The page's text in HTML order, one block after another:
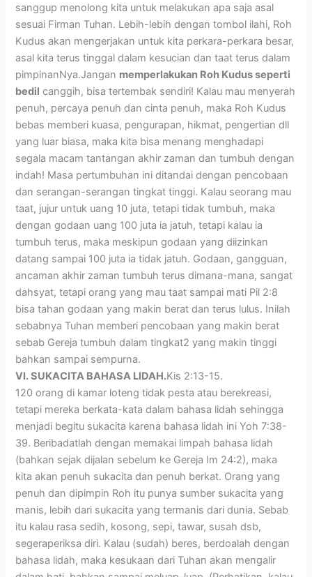
sanggup menolong kita untuk melakukan apa saja asal
sesuai Firman Tuhan. Lebih-lebih dengan tombol ilahi, Roh
Kudus akan mengerjakan untuk kita perkara-perkara besar,
asal kita terus tinggal dalam kesucian dan taat terus dalam
pimpinanNya.Jangan memperlakukan Roh Kudus seperti
bedil canggih, bisa tertembak sendiri! Kalau mau menyerah
penuh, percaya penuh dan cinta penuh, maka Roh Kudus
bebas memberi kuasa, pengurapan, hikmat, pengertian dll
yang luar biasa, maka kita bisa menang menghadapi
segala macam tantangan akhir zaman dan tumbuh dengan
indah! Masa pertumbuhan ini ditandai dengan pencobaan
dan serangan-serangan tingkat tinggi. Kalau seorang mau
taat, jujur untuk uang 10 juta, tetapi tidak tumbuh, maka
dengan godaan uang 100 juta ia jatuh, tetapi kalau ia
tumbuh terus, maka meskipun godaan yang diizinkan
datang sampai 100 juta ia tidak jatuh. Godaan, gangguan,
ancaman akhir zaman tumbuh terus dimana-mana, sangat
dahsyat, tetapi orang yang mau taat sampai mati Pil 2:8
bisa tahan godaan yang makin berat dan terus lulus. Inilah
sebabnya Tuhan memberi pencobaan yang makin berat
sebab Gereja tumbuh dalam tingkat2 yang makin tinggi
bahkan sampai sempurna.
VI. SUKACITA BAHASA LIDAH.Kis 2:13-15.
120 orang di kamar loteng tidak pesta atau berekreasi,
tetapi mereka berkata-kata dalam bahasa lidah sehingga
menjadi begitu sukacita karena bahasa lidah ini Yoh 7:38-
39. Beribadatlah dengan memakai limpah bahasa lidah
(bahkan sejak dijalan sebelum ke Gereja Im 24:2), maka
kita akan penuh sukacita dan penuh berkat. Orang yang
penuh dan dipimpin Roh itu punya sumber sukacita yang
manis, lebih dari sukacita yang termanis dari dunia. Sebab
itu kalau rasa sedih, kosong, sepi, tawar, susah dsb,
segeraperiksa diri. Kalau (sudah) beres, berdoalah dengan
bahasa lidah, maka kesukaan dari Tuhan akan mengalir